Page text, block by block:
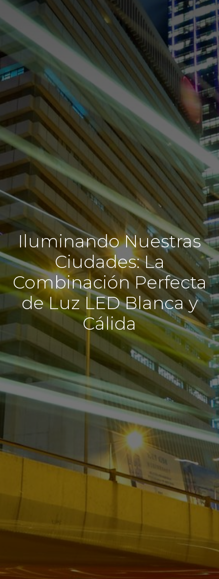
Iluminando Nuestras
Ciudades: La
Combinación Perfecta
de Luz LED Blanca y
Cálida